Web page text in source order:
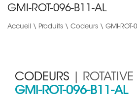
Main
GMI-ROT-096-B11-AL
Accueil \ Produits \ Codeurs \ GMI-ROT-
CODEURS
|
GMI-ROT-096-B11-AL